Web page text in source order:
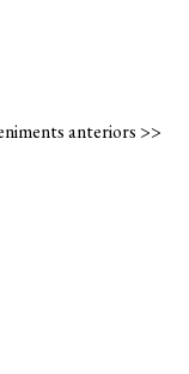
anteriors >>